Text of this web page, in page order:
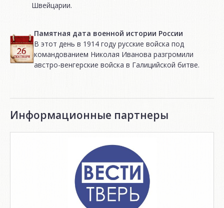
Швейцарии.
Памятная дата военной истории России
В этот день в 1914 году русские войска под
командованием Николая Иванова разгромили
австро-венгерские войска в Галицийской битве.
Информационные партнеры